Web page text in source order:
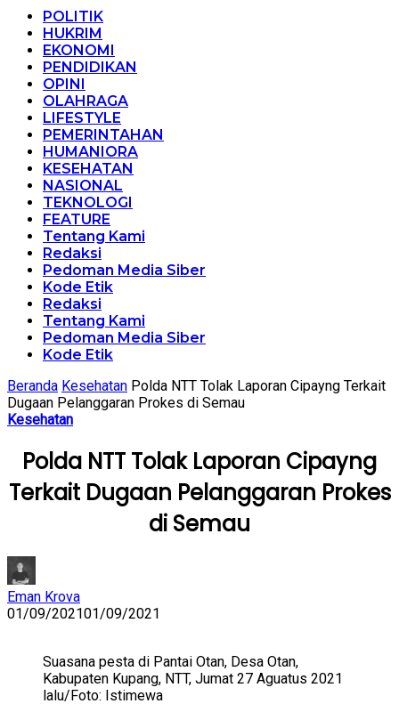
POLITIK
HUKRIM
EKONOMI
PENDIDIKAN
OPINI
OLAHRAGA
LIFESTYLE
PEMERINTAHAN
HUMANIORA
KESEHATAN
NASIONAL
TEKNOLOGI
FEATURE
Tentang Kami
Redaksi
Pedoman Media Siber
Kode Etik
Redaksi
Tentang Kami
Pedoman Media Siber
Kode Etik
Beranda Kesehatan Polda NTT Tolak Laporan Cipayng Terkait
Dugaan Pelanggaran Prokes di Semau
Kesehatan
Polda NTT Tolak Laporan Cipayng
Terkait Dugaan Pelanggaran Prokes
di Semau
Eman Krova
01/09/202101/09/2021
Suasana pesta di Pantai Otan, Desa Otan,
Kabupaten Kupang, NTT, Jumat 27 Aguatus 2021
lalu/Foto: Istimewa